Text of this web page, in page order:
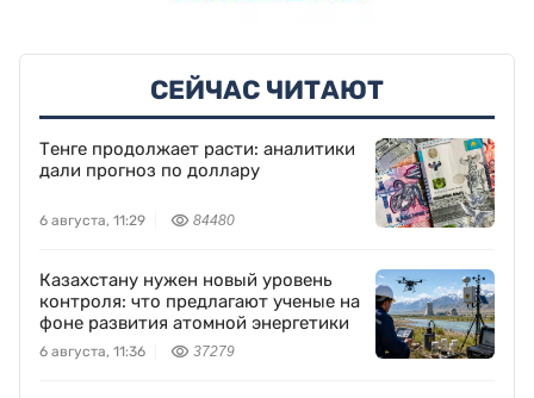
СЕЙЧАС ЧИТАЮТ
Тенге продолжает расти: аналитики
дали прогноз по доллару
6 августа, 11:29 84480
Казахстану нужен новый уровень
контроля: что предлагают ученые на
фоне развития атомной энергетики
6 августа, 11:36 37279